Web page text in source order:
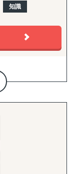
対応・B2B/EC
・パートナー
データ分析、
ー】
ション・中長期
Pager）、カ
知識
売を行ってきた
ものがありま
で培った独自
依頼されるこ
の課題】と
占めておりま